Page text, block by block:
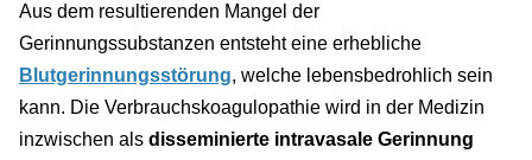
Aus dem resultierenden Mangel der
Gerinnungssubstanzen entsteht eine erhebliche
Blutgerinnungsstörung, welche lebensbedrohlich sein
kann. Die Verbrauchskoagulopathie wird in der Medizin
inzwischen als disseminierte intravasale Gerinnung